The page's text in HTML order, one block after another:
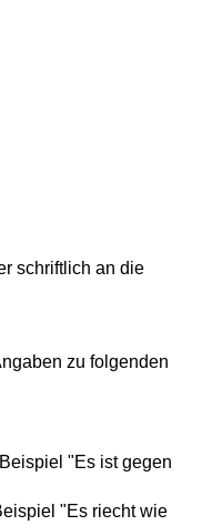
schriftlich an die
zu folgenden
"Es ist gegen
"Es riecht wie